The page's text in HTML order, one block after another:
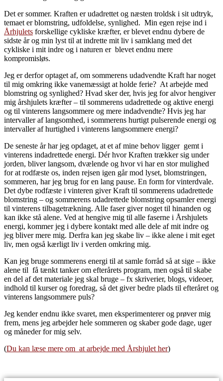
Det er sommer. Kraften er udadrettet og næsten troldsk i sit udtryk,
temaet er blomstring, udfoldelse, synlighed. Min egen rejse ind i
Århjulets forskellige cykliske kræfter, er blevet endnu dybere de
sidste år og min lyst til at indrette mit liv i samklang med det
cykliske i mit indre og i naturen er blevet endnu mere
kompromisløs.
Jeg er derfor optaget af, om sommerens udadvendte Kraft har noget
til mig omkring ikke vanemæssigt at holde ferie? At arbejde med
blomstring og synlighed? Hvad sker der, hvis jeg for alvor hengiver
mig årshjulets kræfter – til sommerens udadrettede og aktive energi
og til vinterens langsommere og mere indadvendte? Hvis jeg har
intervaller af langsomhed, i sommerens hurtigt pulserende energi og
intervaller af hurtighed i vinterens langsommere energi?
De seneste år har jeg opdaget, at et af mine behov ligger gemt i
vinterens indadrettede energi. Dér hvor Kraften trækker sig under
jorden, bliver langsom, dvælende og hvor vi har en stor mulighed
for at rodfæste os, inden rejsen igen går mod lyset, blomstringen,
sommeren, har jeg brug for en lang pause. En form for vinterdvale.
Det dybe rodfæste i vinteren giver Kraft til sommerens udadrettede
blomstring – og sommerens udadrettede blomstring opsamler energi
til vinterens tilbagetrækning. Alle faser giver noget til hinanden og
kan ikke stå alene. Ved at hengive mig til alle faserne i Årshjulets
energi, kommer jeg i dybere kontakt med alle dele af mit indre og
jeg bliver mere mig. Derfra kan jeg skabe liv – ikke alene i mit eget
liv, men også kærligt liv i verden omkring mig.
Kan jeg bruge sommerens energi til at samle forråd så at sige – ikke
alene til få tænkt tanker om efterårets program, men også til skabe
en del af det materiale jeg skal bruge – fx skriverier, blogs, videoer,
indhold til kurser og foredrag, så det giver bedre plads til efteråret og
vinterens langsommere puls?
Jeg kender endnu ikke svaret, men eksperimenterer og prøver mig
frem, mens jeg arbejder hele sommeren og skaber gode dage, uger
og måneder for mig selv.
(Du kan læse mere om at arbejde med Årshjulet her)